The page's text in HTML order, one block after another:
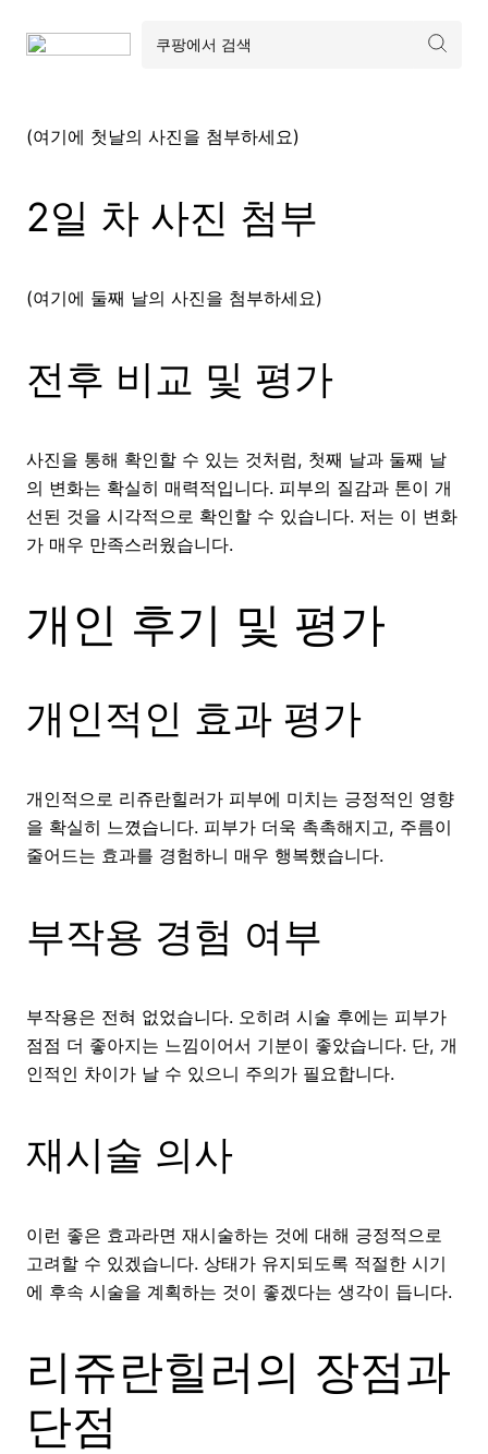
(여기에 첫날의 사진을 첨부하세요)
2일 차 사진 첨부
(여기에 둘째 날의 사진을 첨부하세요)
전후 비교 및 평가
사진을 통해 확인할 수 있는 것처럼, 첫째 날과 둘째 날
의 변화는 확실히 매력적입니다. 피부의 질감과 톤이 개
선된 것을 시각적으로 확인할 수 있습니다. 저는 이 변화
가 매우 만족스러웠습니다.
개인 후기 및 평가
개인적인 효과 평가
개인적으로 리쥬란힐러가 피부에 미치는 긍정적인 영향
을 확실히 느꼈습니다. 피부가 더욱 촉촉해지고, 주름이
줄어드는 효과를 경험하니 매우 행복했습니다.
부작용 경험 여부
부작용은 전혀 없었습니다. 오히려 시술 후에는 피부가
점점 더 좋아지는 느낌이어서 기분이 좋았습니다. 단, 개
인적인 차이가 날 수 있으니 주의가 필요합니다.
재시술 의사
이런 좋은 효과라면 재시술하는 것에 대해 긍정적으로
고려할 수 있겠습니다. 상태가 유지되도록 적절한 시기
에 후속 시술을 계획하는 것이 좋겠다는 생각이 듭니다.
리쥬란힐러의 장점과
단점